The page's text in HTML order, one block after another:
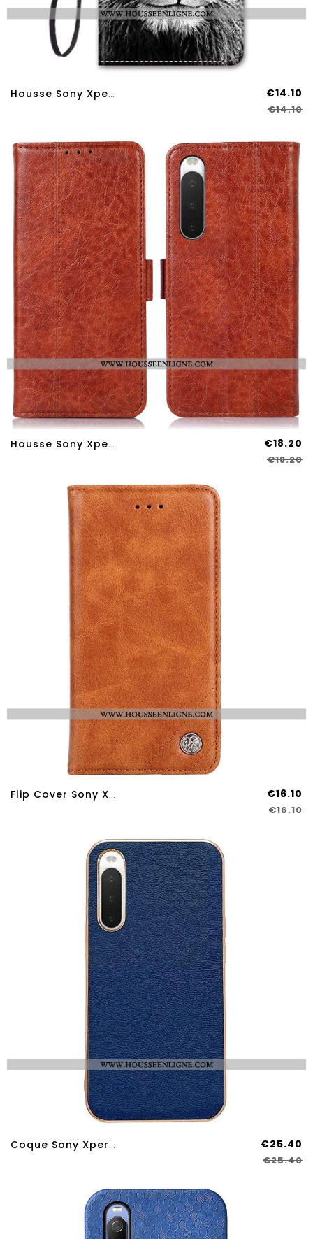
Housse Sony Xperia 10 IV Lion À Lanière €14.10
€14.10
Housse Sony Xperia 10 IV Élégance €18.20
€18.20
Flip Cover Sony Xperia 10 IV Simili Cuir Rivet Décoratif €16.10
€16.10
Coque Sony Xperia 10 IV Véritable Cuir Color €25.40
€25.40